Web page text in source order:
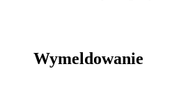
Wymeldowanie